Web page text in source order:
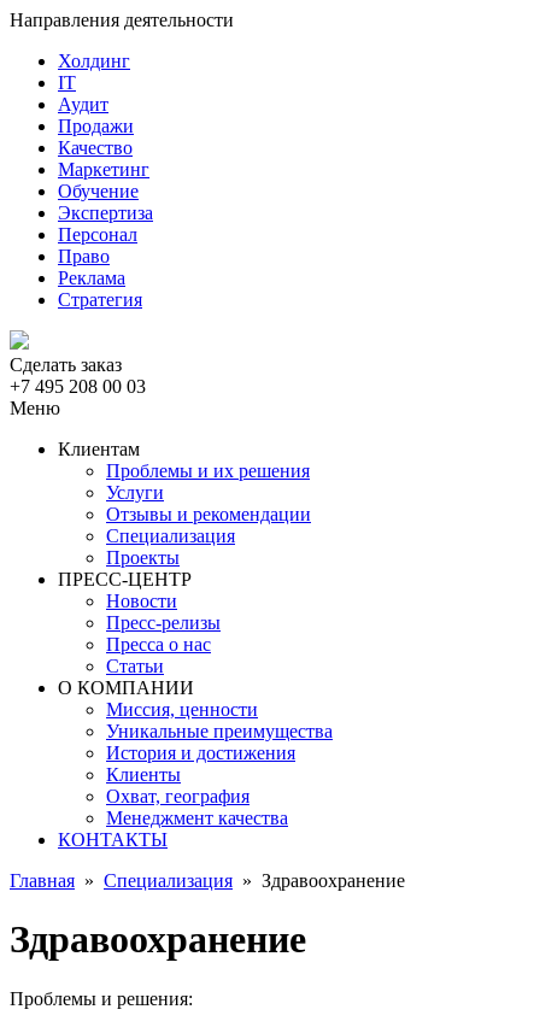
Направления деятельности
Холдинг
IT
Аудит
Продажи
Качество
Маркетинг
Обучение
Экспертиза
Персонал
Право
Реклама
Стратегия
Сделать заказ
+7 495 208 00 03
Меню
Клиентам
Проблемы и их решения
Услуги
Отзывы и рекомендации
Специализация
Проекты
ПРЕСС-ЦЕНТР
Новости
Пресс-релизы
Пресса о нас
Статьи
О КОМПАНИИ
Миссия, ценности
Уникальные преимущества
История и достижения
Клиенты
Охват, география
Менеджмент качества
КОНТАКТЫ
Главная » Специализация » Здравоохранение
Здравоохранение
Проблемы и решения: